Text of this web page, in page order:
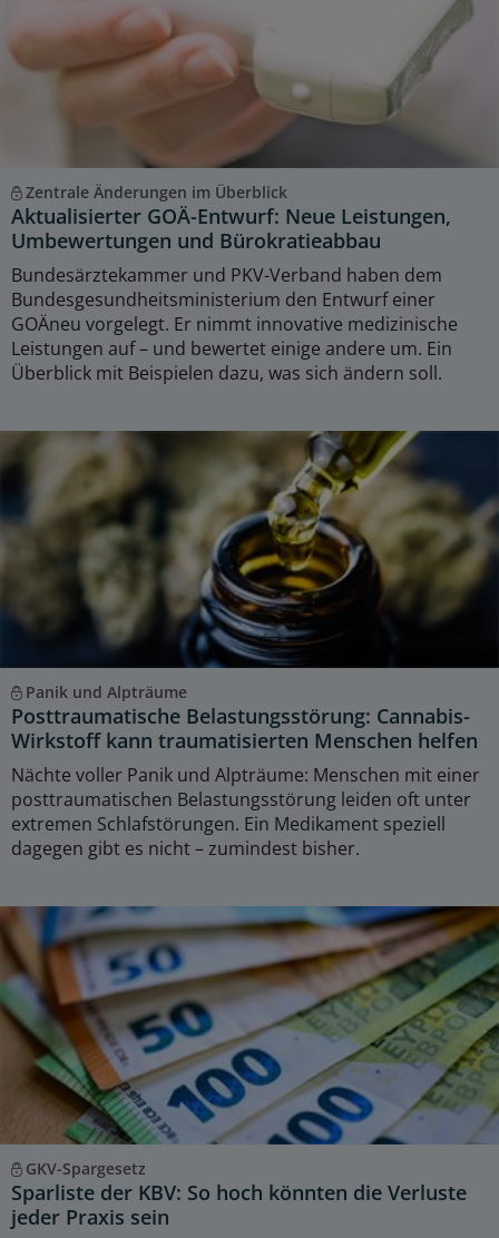
Zentrale Änderungen im Überblick
Aktualisierter GOÄ-Entwurf: Neue Leistungen,
Umbewertungen und Bürokratieabbau
Bundesärztekammer und PKV-Verband haben dem
Bundesgesundheitsministerium den Entwurf einer
GOÄneu vorgelegt. Er nimmt innovative medizinische
Leistungen auf – und bewertet einige andere um. Ein
Überblick mit Beispielen dazu, was sich ändern soll.
Panik und Alpträume
Posttraumatische Belastungsstörung: Cannabis-
Wirkstoff kann traumatisierten Menschen helfen
Nächte voller Panik und Alpträume: Menschen mit einer
posttraumatischen Belastungsstörung leiden oft unter
extremen Schlafstörungen. Ein Medikament speziell
dagegen gibt es nicht – zumindest bisher.
GKV-Spargesetz
Sparliste der KBV: So hoch könnten die Verluste
jeder Praxis sein